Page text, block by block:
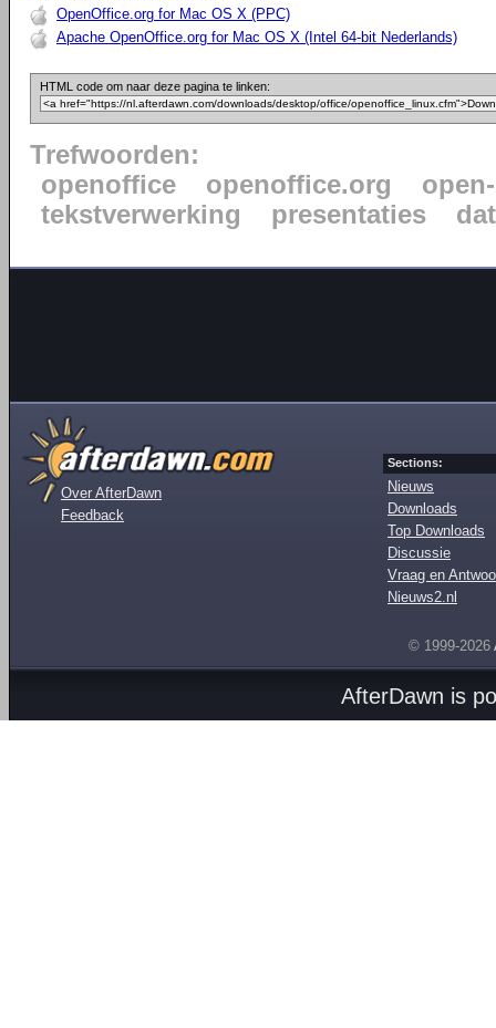
OpenOffice.org for Mac OS X (PPC)
Apache OpenOffice.org for Mac OS X (Intel 64-bit Nederlands)
HTML code om naar deze pagina te linken:
Trefwoorden:
openoffice
openoffice.org
tekstverwerking
presentaties
Over AfterDawn
Feedback
Sections:
Nieuws
Downloads
Top Downloads
Discussie
Vraag en
Nieuws2.nl
© 1999-2026
AfterDawn is